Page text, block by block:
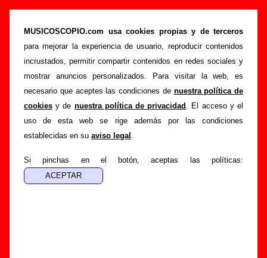
MUSICOSCOPIO.com usa cookies propias y de terceros
para mejorar la experiencia de usuario, reproducir contenidos
incrustados, permitir compartir contenidos en redes sociales y
mostrar anuncios personalizados. Para visitar la web, es
necesario que aceptes las condiciones de nuestra política de
cookies y de nuestra política de privacidad . El acceso y el
uso de esta web se rige además por las condiciones
establecidas en su aviso legal .
Si pinchas en el botón, aceptas las políticas:
“Chicle cosmos (maqueta)”, canción de La
Casa Azul (Letra e información)
Portada >La Casa Azul >Canciones
Chicle cosmos (maqueta)
Esta página pretende recopilar todo tipo de información
sobre lacanción "Chicle cosmos (maqueta)
" interpretada
La Casa Azul. Además de su letra, también aparecerá
información sobre el autor o los autores, sobre los discos en
los que está incluido este tema, sobre la grabación del
mismo, sobre versiones a cargo de otros grupos... Si
encuentras errores o tienes información adicional, puedes